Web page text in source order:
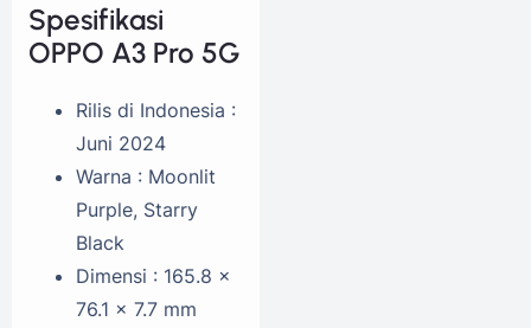
Spesifikasi
OPPO A3 Pro 5G
Rilis di Indonesia :
Juni 2024
Warna : Moonlit
Purple, Starry
Black
Dimensi : 165.8 x
76.1 x 7.7 mm